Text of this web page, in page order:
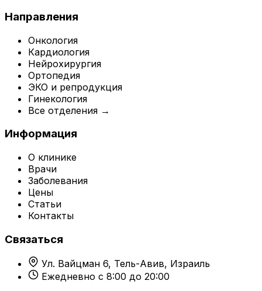
Направления
Онкология
Кардиология
Нейрохирургия
Ортопедия
ЭКО и репродукция
Гинекология
Все отделения →
Информация
О клинике
Врачи
Заболевания
Цены
Статьи
Контакты
Связаться
Ул. Вайцман 6, Тель-Авив, Израиль
Ежедневно с 8:00 до 20:00